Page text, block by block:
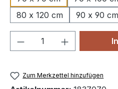
80 x 120 cm
90 x 90 cm
Produkt Anzahl:
Zum Merkzettel hinzufügen